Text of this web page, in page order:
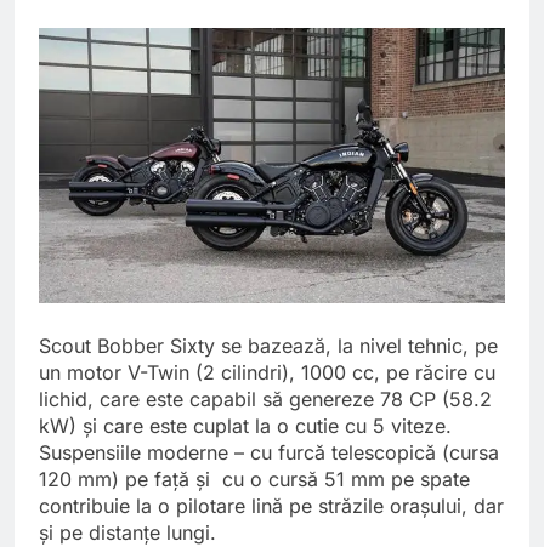
Scout Bobber Sixty se bazează, la nivel tehnic, pe
un motor V-Twin (2 cilindri), 1000 cc, pe răcire cu
lichid, care este capabil să genereze 78 CP (58.2
kW) și care este cuplat la o cutie cu 5 viteze.
Suspensiile moderne – cu furcă telescopică (cursa
120 mm) pe față și cu o cursă 51 mm pe spate
contribuie la o pilotare lină pe străzile orașului, dar
și pe distanțe lungi.